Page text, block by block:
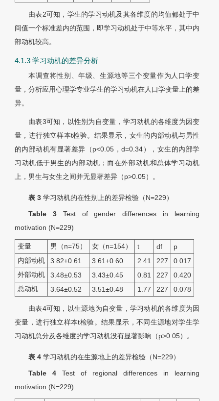
由表2可知，学生的学习动机及其各维度的均值都处于中
间值一个标准差内的范围，即学习动机处于中等水平，其中内
部动机较高。
4.1.3 学习动机的差异分析
本调查将性别、年级、生源地等三个变量作为人口学变
量，分析应用心理学专业学生的学习动机在人口学变量上的差
异。
由表3可知，以性别为自变量，学习动机的各维度为因变
量，进行独立样本t检验。结果显示，女生的内部动机与男性
的内部动机有显著差异（p<0.05，d=0.34），女生的内部学
习动机低于男生的内部动机；而在外部动机和总体学习动机
上，男生与女生之间并无显著差异（p>0.05）。
表 3 学习动机的在性别上的差异检验（N=229）
Table 3 Test of gender differences in learning
motivation (N=229)
变量 男（n=75） 女（n=154） t df
p
内部动机
3.82±0.61 3.61±0.60 2.41 227
0.017
外部动机
3.48±0.53 3.43±0.45 0.81 227
0.420
总动机
3.64±0.52 3.51±0.48 1.77 227 0.078
由表4可知，以生源地为自变量，学习动机的各维度为因
变量，进行独立样本t检验。结果显示，不同生源地对学生学
习动机总分及各维度的学习动机没有显著影响（p>0.05）。
表 4 学习动机的在生源地上的差异检验（N=229）
Table 4 Test of regional differences in learning
motivation (N=229)